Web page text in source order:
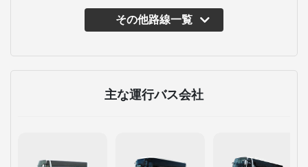
その他路線一覧
主な運行バス会社